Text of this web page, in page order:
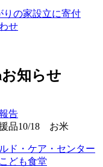
りの家設立に寄付
お知らせ
告
品10/18 お米
ド・ケア・センター
ども食堂